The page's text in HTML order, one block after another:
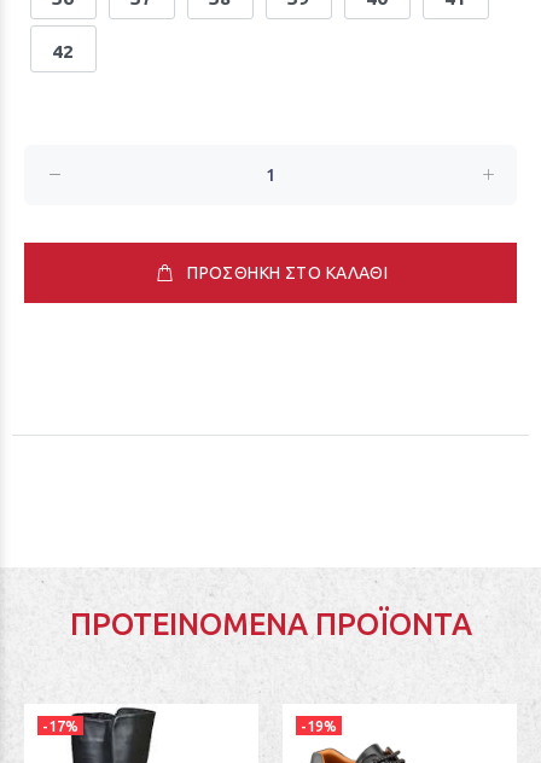
42
ΠΡΟΣΘΗΚΗ ΣΤΟ ΚΑΛΑΘΙ
ΠΡΟΤΕΙΝΌΜΕΝΑ ΠΡΟΪΌΝΤΑ
-17% -19%